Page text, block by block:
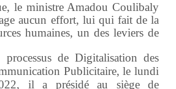
le ministre Amadou Coulibaly
aucun effort, lui qui fait de la
humaines, un des leviers de
de Digitalisation des
Publicitaire, le lundi
il a présidé au siège de